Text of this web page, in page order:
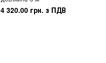
4 320.00 грн. з ПДВ